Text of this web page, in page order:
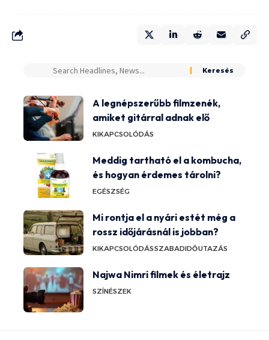
A legnépszerűbb filmzenék,
amiket gitárral adnak elő
KIKAPCSOLÓDÁS
Meddig tartható el a kombucha,
és hogyan érdemes tárolni?
EGÉSZSÉG
Mi rontja el a nyári estét még a
rossz időjárásnál is jobban?
KIKAPCSOLÓDÁSSZABADIDŐUTAZÁS
Najwa Nimri filmek és életrajz
SZÍNÉSZEK